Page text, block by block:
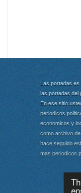
Las portadas
las portadas del
En ese sitio
periodicos
economicos y
como archivo
hace seguido
mas periodicos